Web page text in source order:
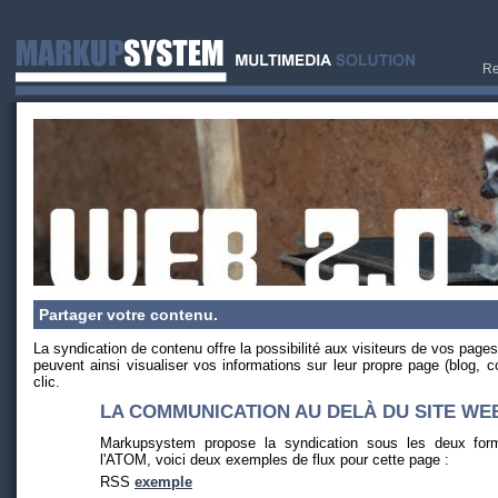
Partager votre contenu.
La syndication de contenu offre la possibilité aux visiteurs de vos
peuvent ainsi visualiser vos informations sur leur propre page (blog,
clic.
LA COMMUNICATION AU DELÀ DU SITE
Markupsystem propose la syndication sous les deux
l'ATOM, voici deux exemples de flux pour cette page :
RSS exemple